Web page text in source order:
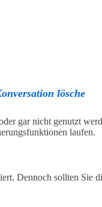
lösche
gar nicht genutzt
laufen.
Dennoch sollten Sie